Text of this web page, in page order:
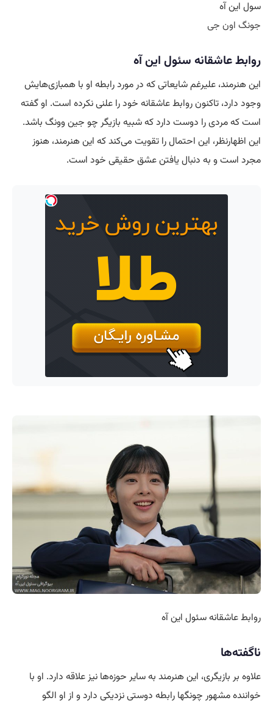
سول این آه
جونگ اون جی
روابط عاشقانه سئول این آه
این هنرمند، علیرغم شایعاتی که در مورد رابطه او با همبازی‌هایش
وجود دارد، تاکنون روابط عاشقانه خود را علنی نکرده است. او گفته
است که مردی را دوست دارد که شبیه بازیگر چو جین وونگ باشد.
این اظهارنظر، این احتمال را تقویت می‌کند که این هنرمند، هنوز
مجرد است و به دنبال یافتن عشق حقیقی خود است.
روابط عاشقانه سئول این آه
ناگفته‌ها
علاوه بر بازیگری، این هنرمند به سایر حوزه‌ها نیز علاقه دارد. او با
خواننده مشهور چونگها رابطه دوستی نزدیکی دارد و از او الگو